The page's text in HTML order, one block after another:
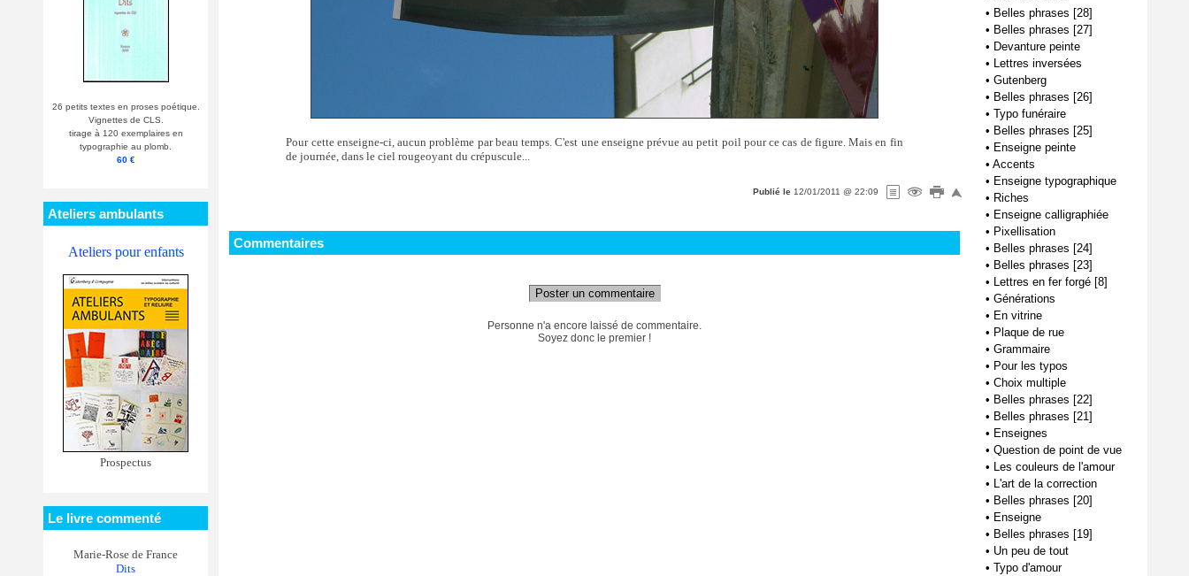
26 petits textes en proses poétique.
Vignettes de CLS.
tirage à 120 exemplaires en
typographie au plomb.
60 €
Ateliers ambulants
Ateliers pour enfants
Prospectus
Le livre commenté
Marie-Rose de France
Dits
Pour cette enseigne-ci, aucun problème par beau temps. C'est une enseigne prévue au petit poil pour ce cas de figure. Mais en fin
de journée, dans le ciel rougeoyant du crépuscule...
Publié le 12/01/2011 @ 22:09
Commentaires
Poster un commentaire
Personne n'a encore laissé de commentaire.
Soyez donc le premier !
• Belles phrases [28]
• Belles phrases [27]
• Devanture peinte
• Lettres inversées
• Gutenberg
• Belles phrases [26]
• Typo funéraire
• Belles phrases [25]
• Enseigne peinte
• Accents
• Enseigne typographique
• Riches
• Enseigne calligraphiée
• Pixellisation
• Belles phrases [24]
• Belles phrases [23]
• Lettres en fer forgé [8]
• Générations
• En vitrine
• Plaque de rue
• Grammaire
• Pour les typos
• Choix multiple
• Belles phrases [22]
• Belles phrases [21]
• Enseignes
• Question de point de vue
• Les couleurs de l'amour
• L'art de la correction
• Belles phrases [20]
• Enseigne
• Belles phrases [19]
• Un peu de tout
• Typo d'amour